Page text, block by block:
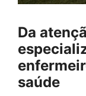
Da
saúde